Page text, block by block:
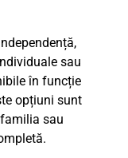
sau
în funcție
opțiuni sunt
sau